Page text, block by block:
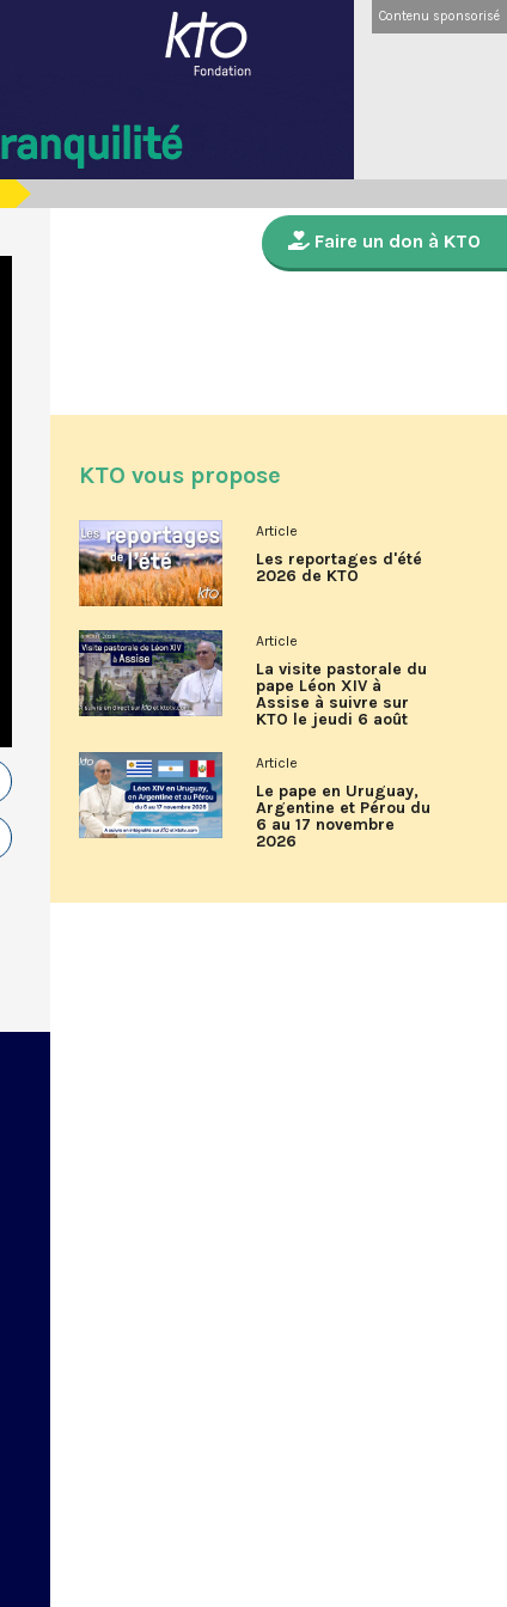
Contenu sponsorisé
Faire un don à KTO
KTO vous propose
Article
Les reportages d'été
2026 de KTO
Article
La visite pastorale du
pape Léon XIV à
Assise à suivre sur
KTO le jeudi 6 août
Article
Le pape en Uruguay,
Argentine et Pérou du
6 au 17 novembre
2026